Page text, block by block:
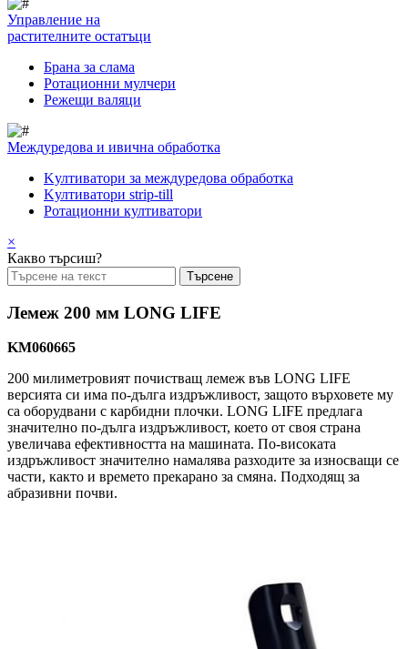
Управление на
растителните остатъци
Брана за слама
Pотационни мулчери
Режещи валяци
Междуредова и ивична обработка
Kултиватори за междуредова обработка
Kултиватори strip-till
Ротационни култиватори
×
Какво търсиш?
Лемеж 200 мм LONG LIFE
KM060665
200 милиметровият почистващ лемеж във LONG LIFE
версията си има по-дълга издръжливост, защото върховете му
са оборудвани с карбидни плочки. LONG LIFE предлага
значително по-дълга издръжливост, което от своя страна
увеличава ефективността на машината. По-високата
издръжливост значително намалява разходите за износващи се
части, както и времето прекарано за смяна. Подходящ за
абразивни почви.